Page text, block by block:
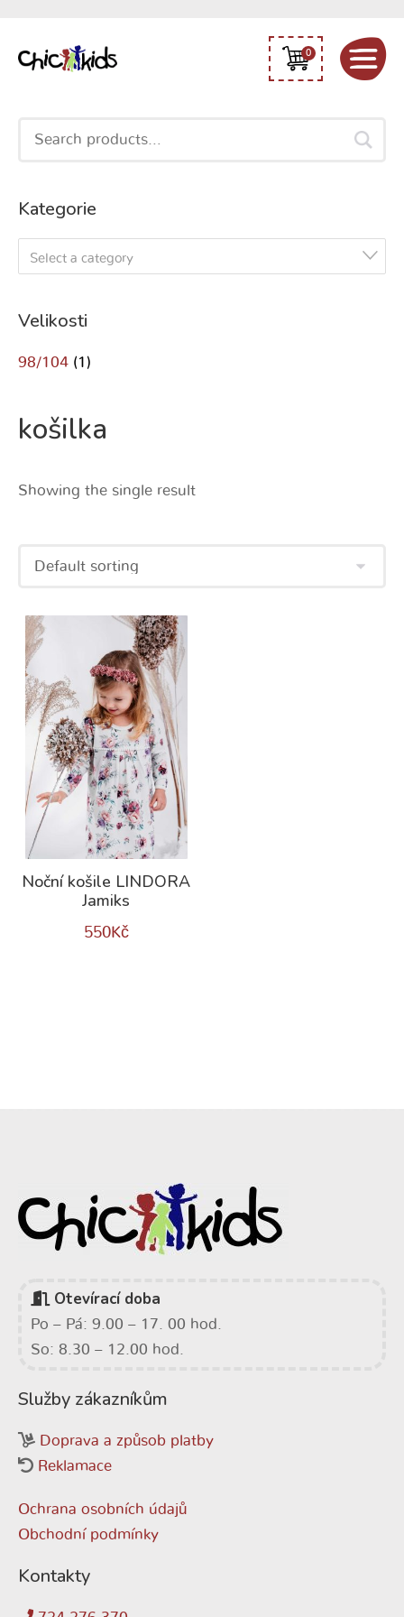
0
Search
Kategorie
Select a category
Velikosti
98/104 (1)
košilka
Showing the single result
Noční košile LINDORA
Jamiks
550Kč
Otevírací doba
Po – Pá: 9.00 – 17. 00 hod.
So: 8.30 – 12.00 hod.
Služby zákazníkům
Doprava a způsob platby
Reklamace
Ochrana osobních údajů
Obchodní podmínky
Kontakty